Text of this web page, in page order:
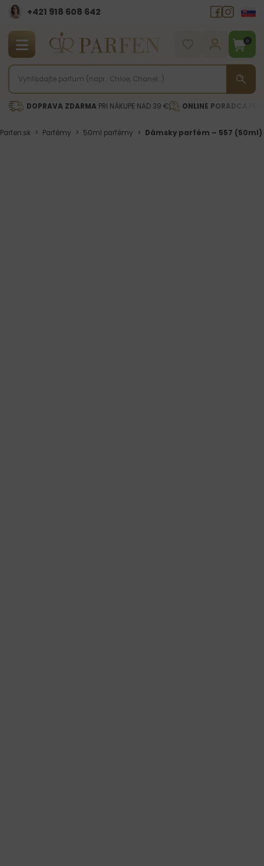
+421 918 608 642‬
0
DOPRAVA ZDARMA PRI NÁKUPE NAD 39 € ONLINE PORADCA
Parfen.sk > Parfémy > 50ml parfémy > Dámsky parfém – 557 (50ml)